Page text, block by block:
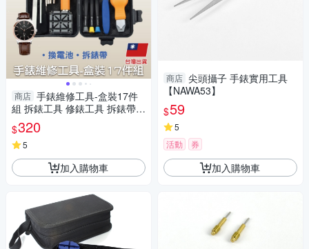
商店 手錶維修工具-盒裝17件
組 拆錶工具 修錶工具 拆錶帶工
具 開錶工具-輕居家8579
$320
5
加入購物車
商店 尖頭攝子 手錶實用工具
【NAWA53】
$59
5
活動
券
加入購物車